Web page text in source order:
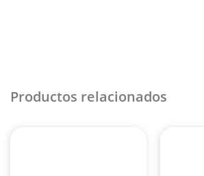
Productos relacionados